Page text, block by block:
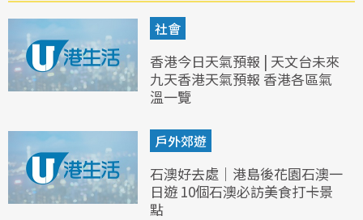
社會
香港今日天氣預報 | 天文台未來
九天香港天氣預報 香港各區氣
溫一覽
戶外郊遊
石澳好去處｜港島後花園石澳一
日遊 10個石澳必訪美食打卡景
點